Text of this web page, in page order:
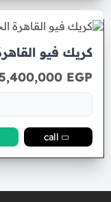
كريك فيو
5,400,000 EGP
call